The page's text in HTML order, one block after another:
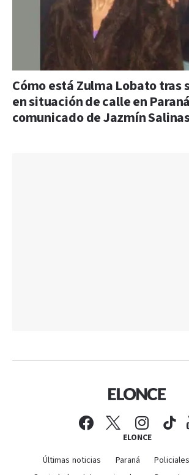
Cómo está Zulma Lobato tras
en situación de calle en
comunicado de Jazmín
ELONCE
Últimas noticias Paraná Policiales